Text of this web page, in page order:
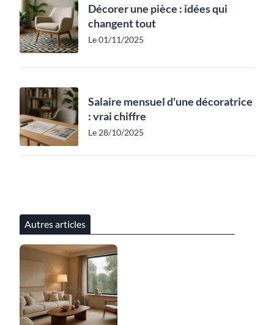
Décorer une pièce : idées qui
changent tout
Le 01/11/2025
Salaire mensuel d'une décoratrice
: vrai chiffre
Le 28/10/2025
Autres articles